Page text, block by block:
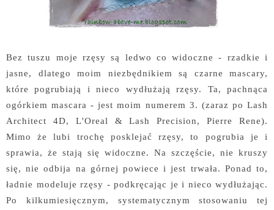
Bez tuszu moje rzęsy są ledwo co widoczne - rzadkie i
jasne, dlatego moim niezbędnikiem są czarne mascary,
które pogrubiają i nieco wydłużają rzęsy. Ta, pachnąca
ogórkiem mascara - jest moim numerem 3. (zaraz po Lash
Architect 4D, L'Oreal & Lash Precision, Pierre Rene).
Mimo że lubi trochę posklejać rzęsy, to pogrubia je i
sprawia, że stają się widoczne. Na szczęście, nie kruszy
się, nie odbija na górnej powiece i jest trwała. Ponad to,
ładnie modeluje rzęsy - podkręcając je i nieco wydłużając.
Po kilkumiesięcznym, systematycznym stosowaniu tej